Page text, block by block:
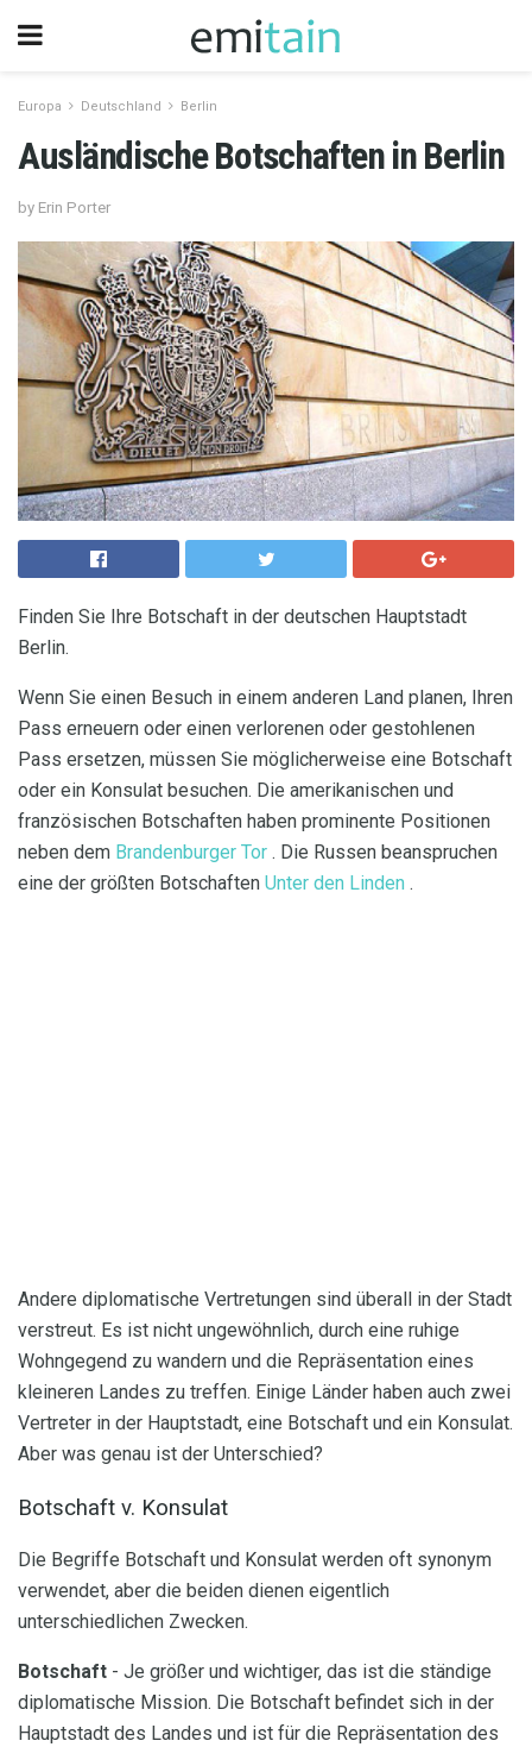
Europa Deutschland Berlin
Ausländische Botschaften in Berlin
by Erin Porter
Finden Sie Ihre Botschaft in der deutschen Hauptstadt
Berlin.
Wenn Sie einen Besuch in einem anderen Land planen, Ihren
Pass erneuern oder einen verlorenen oder gestohlenen
Pass ersetzen, müssen Sie möglicherweise eine Botschaft
oder ein Konsulat besuchen. Die amerikanischen und
französischen Botschaften haben prominente Positionen
neben dem Brandenburger Tor . Die Russen beanspruchen
eine der größten Botschaften Unter den Linden .
Andere diplomatische Vertretungen sind überall in der Stadt
verstreut. Es ist nicht ungewöhnlich, durch eine ruhige
Wohngegend zu wandern und die Repräsentation eines
kleineren Landes zu treffen. Einige Länder haben auch zwei
Vertreter in der Hauptstadt, eine Botschaft und ein Konsulat.
Aber was genau ist der Unterschied?
Botschaft v. Konsulat
Die Begriffe Botschaft und Konsulat werden oft synonym
verwendet, aber die beiden dienen eigentlich
unterschiedlichen Zwecken.
Botschaft - Je größer und wichtiger, das ist die ständige
diplomatische Mission. Die Botschaft befindet sich in der
Hauptstadt des Landes und ist für die Repräsentation des